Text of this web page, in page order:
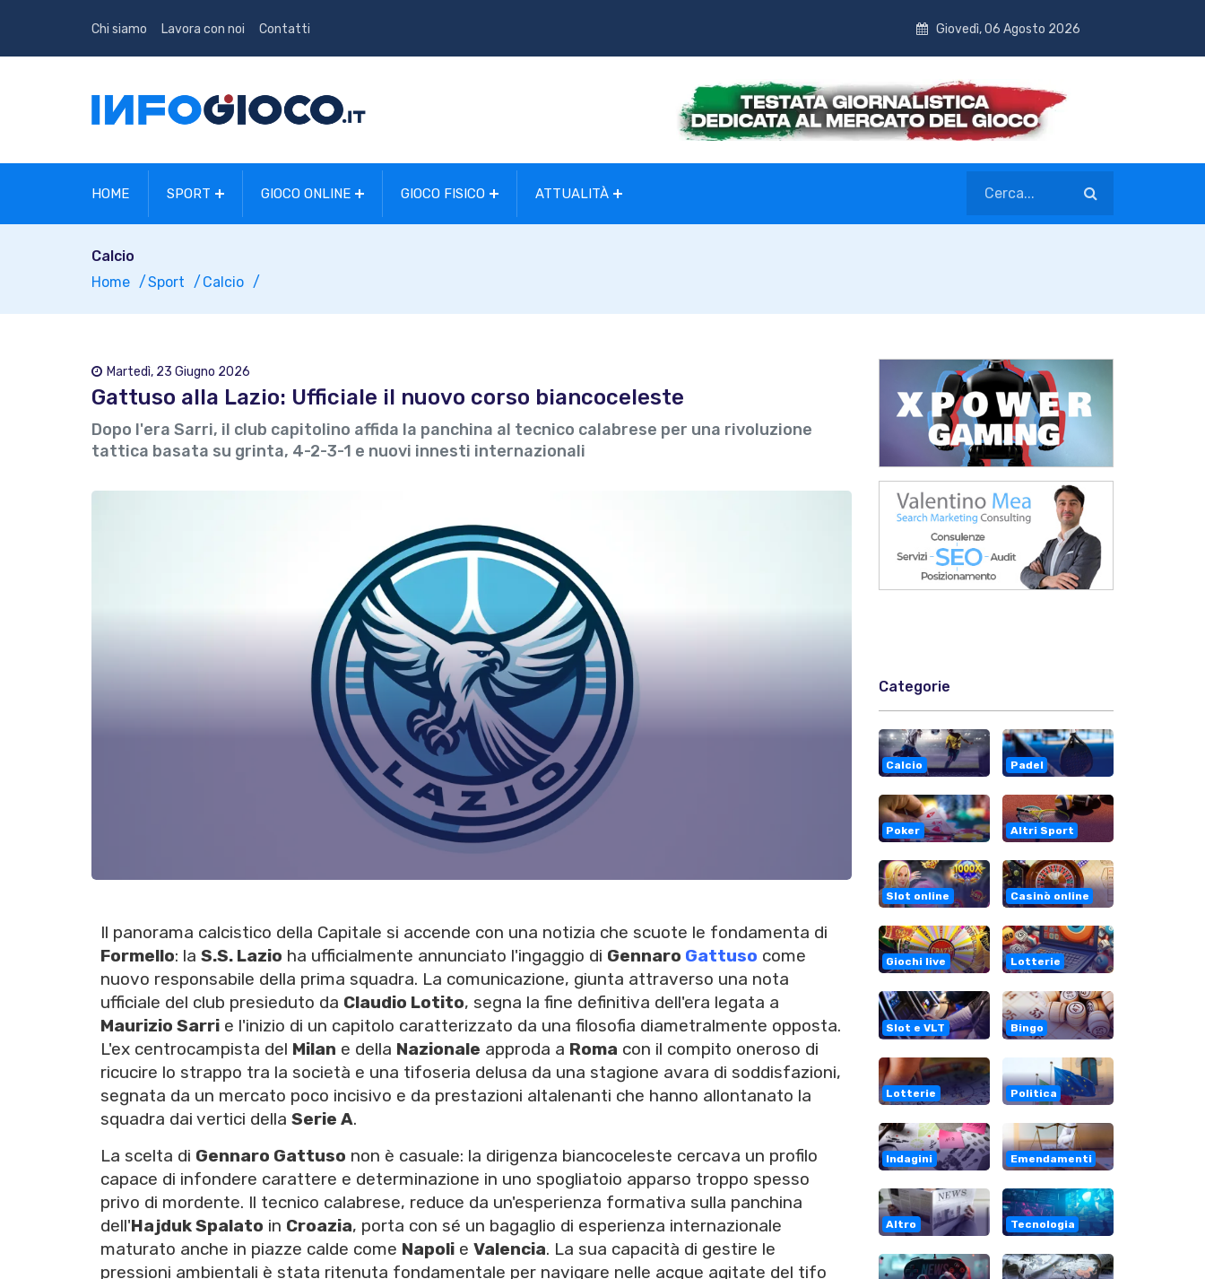
Chi siamo Lavora con noi Contatti Giovedì, 06 Agosto 2026
HOME SPORT GIOCO ONLINE GIOCO FISICO ATTUALITÀ
Calcio
Home
Sport Calcio
Martedì, 23 Giugno 2026
Gattuso alla Lazio: Ufficiale il nuovo corso biancoceleste
Dopo l'era Sarri, il club capitolino affida la panchina al tecnico calabrese per una rivoluzione
tattica basata su grinta, 4-2-3-1 e nuovi innesti internazionali
Il panorama calcistico della Capitale si accende con una notizia che scuote le fondamenta di
Formello: la S.S. Lazio ha ufficialmente annunciato l'ingaggio di Gennaro Gattuso come
nuovo responsabile della prima squadra. La comunicazione, giunta attraverso una nota
ufficiale del club presieduto da Claudio Lotito, segna la fine definitiva dell'era legata a
Maurizio Sarri e l'inizio di un capitolo caratterizzato da una filosofia diametralmente opposta.
L'ex centrocampista del Milan e della Nazionale approda a Roma con il compito oneroso di
ricucire lo strappo tra la società e una tifoseria delusa da una stagione avara di soddisfazioni,
segnata da un mercato poco incisivo e da prestazioni altalenanti che hanno allontanato la
squadra dai vertici della Serie A.
La scelta di Gennaro Gattuso non è casuale: la dirigenza biancoceleste cercava un profilo
capace di infondere carattere e determinazione in uno spogliatoio apparso troppo spesso
privo di mordente. Il tecnico calabrese, reduce da un'esperienza formativa sulla panchina
dell'Hajduk Spalato in Croazia, porta con sé un bagaglio di esperienza internazionale
maturato anche in piazze calde come Napoli e Valencia. La sua capacità di gestire le
pressioni ambientali è stata ritenuta fondamentale per navigare nelle acque agitate del tifo
Categorie
Calcio Padel
Poker Altri Sport
Slot online Casinò online
Giochi live Lotterie
Slot e VLT Bingo
Lotterie Politica
Indagini Emendamenti
Altro Tecnologia